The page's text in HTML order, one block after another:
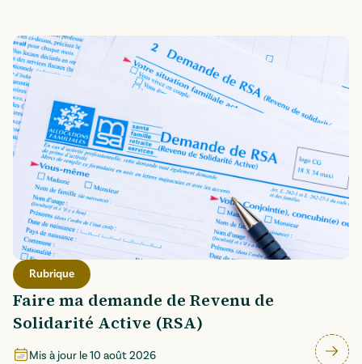
Rubrique
Faire ma demande de Revenu de
Solidarité Active (RSA)
Mis à jour le10 août 2026